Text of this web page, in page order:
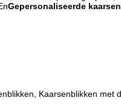
Gepersonaliseerde
Kaarsenblikken met